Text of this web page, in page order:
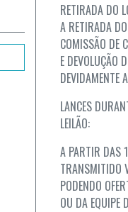
RETIRADA DO
A RETIRADA
COMISSÃO DE
E DEVOLUÇÃO
DEVIDAMENTE
LANCES
LEILÃO:
A PARTIR DAS
TRANSMITIDO
PODENDO
OU DA EQUIPE